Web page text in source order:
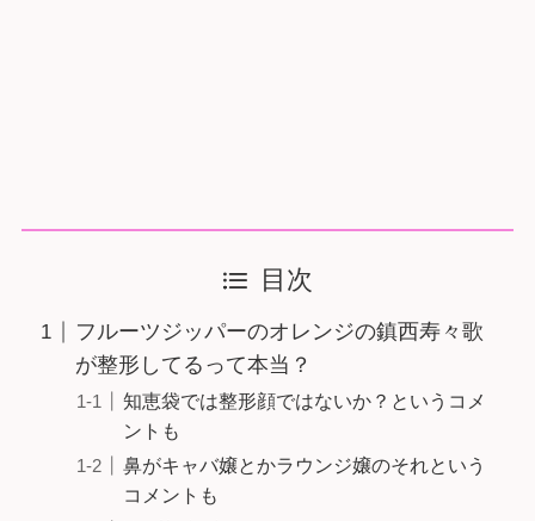
目次
フルーツジッパーのオレンジの鎮西寿々歌
が整形してるって本当？
知恵袋では整形顔ではないか？というコメ
ントも
鼻がキャバ嬢とかラウンジ嬢のそれという
コメントも